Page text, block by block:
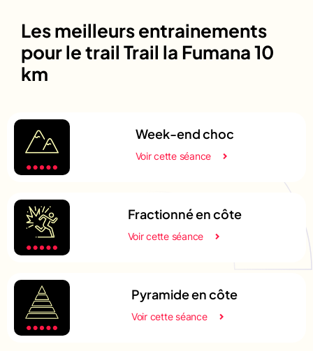
Les meilleurs entrainements
pour le trail Trail la Fumana 10
km
Week-end choc
Voir cette séance
Fractionné en côte
Voir cette séance
Pyramide en côte
Voir cette séance